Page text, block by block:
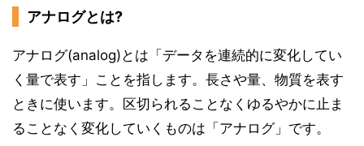
アナログとは?
アナログ(analog)とは「データを連続的に変化してい
く量で表す」ことを指します。長さや量、物質を表す
ときに使います。区切られることなくゆるやかに止ま
ることなく変化していくものは「アナログ」です。